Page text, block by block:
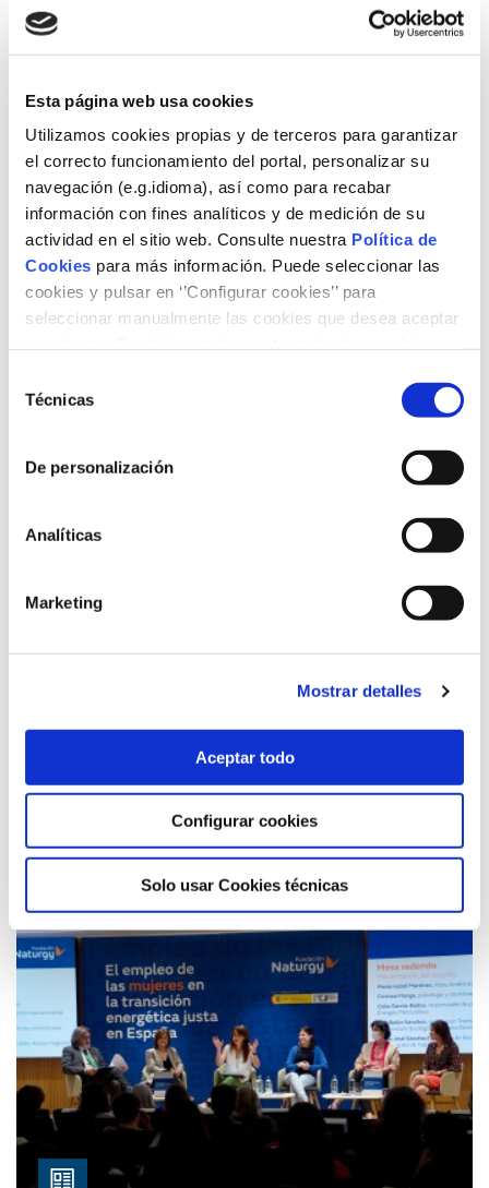
Esta página web usa cookies
Utilizamos cookies propias y de terceros para garantizar
el correcto funcionamiento del portal, personalizar su
navegación (e.g.idioma), así como para recabar
información con fines analíticos y de medición de su
actividad en el sitio web. Consulte nuestra Política de
Cookies para más información. Puede seleccionar las
cookies y pulsar en ‘’Configurar cookies’’ para
seleccionar manualmente las cookies que desea aceptar
Técnicas
De personalización
Analíticas
Marketing
Mostrar detalles
Aceptar todo
Configurar cookies
Solo usar Cookies técnicas
Fundación Naturgy otorga el Premio a la
Investigación y la Innovación Tecnológica
en el ámbito energético a un proyecto de
captura y reducción de CO2 del Instituto
de Bioeconomía de la Universidad de
Valladolid
29/06/2023
La pobreza energética oculta en hogares
vulnerables se reduce un 12% mediante
las iniciativas de rehabilitación exprés de
27/06/2023